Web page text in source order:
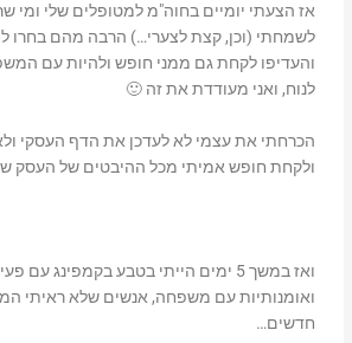
אז הצעתי יומיים בחוה"מ למטופלים שלי ומי
לשמחתי (וכן, קצת לצערי…) הרבה מהם בחרו
והעדיפו לקחת גם ממני חופש ולהיות עם
לנוח, ואני מעודדת את זה 🙂
הכרחתי את עצמי לא לעדכן את הדף העסקי
ולקחת חופש אמיתי מכל ההיבטים של העסק
ואז במשך 5 ימים הייתי בטבע בקמפינג עם
ואומנותיות עם משפחה, אנשים שלא ראיתי
חדשים…